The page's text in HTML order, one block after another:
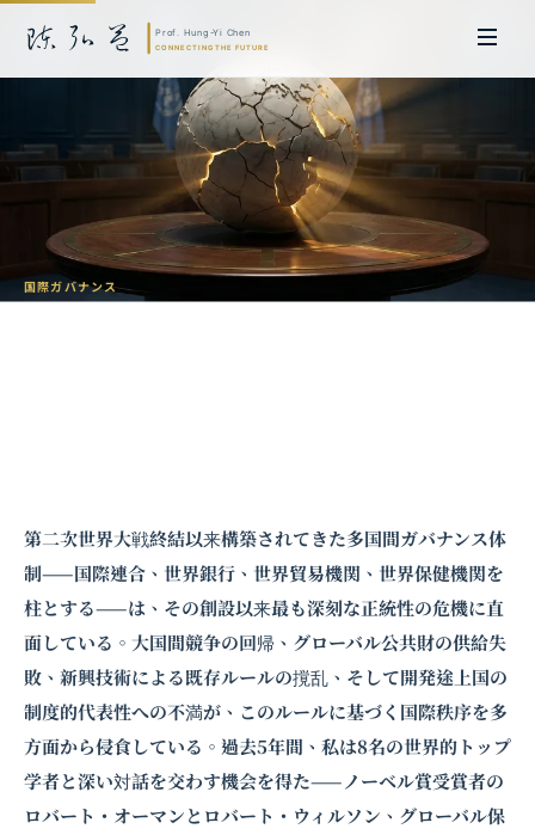
国際ガバナンス
第二次世界大戦終結以来構築されてきた多国間ガバナンス体
制——国際連合、世界銀行、世界貿易機関、世界保健機関を
柱とする——は、その創設以来最も深刻な正統性の危機に直
面している。大国間競争の回帰、グローバル公共財の供給失
敗、新興技術による既存ルールの撹乱、そして開発途上国の
制度的代表性への不満が、このルールに基づく国際秩序を多
方面から侵食している。過去5年間、私は8名の世界的トップ
学者と深い対話を交わす機会を得た——ノーベル賞受賞者の
ロバート・オーマンと ロバート・ウィルソン 、グローバル保